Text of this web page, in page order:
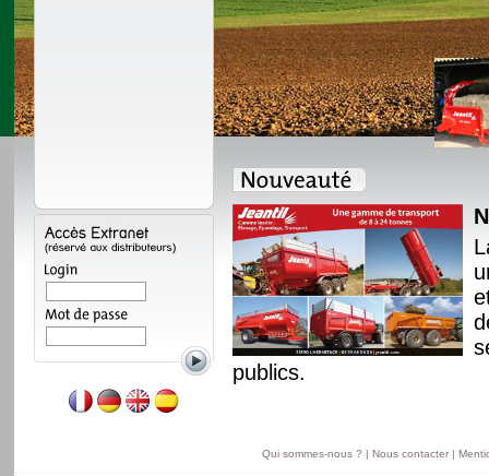
redessinée avec
un nouveau châssis
Gamme disponible
à 18 t en version
travaux
Lire la suite
publics.
Qui sommes-nous ? | Nous contacter|